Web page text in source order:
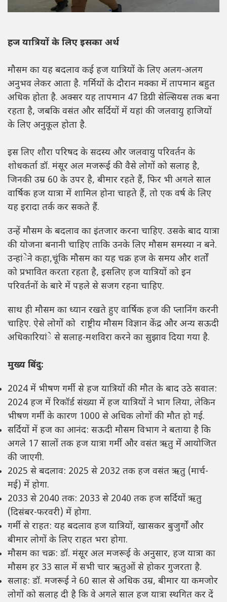
हज यात्रियों के लिए इसका अर्थ
मौसम का यह बदलाव कई हज यात्रियों के लिए अलग-अलग
अनुभव लेकर आता है. गर्मियों के दौरान मक्का में तापमान बहुत
अधिक होता है. अक्सर यह तापमान 47 डिग्री सेल्सियस तक बना
रहता है, जबकि वसंत और सर्दियों में यहां की जलवायु हाजियों
के लिए अनुकूल होता है.
इस लिए शौरा परिषद के सदस्य और जलवायु परिवर्तन के
शोधकर्ता डॉ. मंसूर अल मजरूई की वैसे लोगों को सलाह है,
जिनकी उम्र 60 के उपर है, बीमार रहते हैं, फिर भी अगले साल
वार्षिक हज यात्रा में शामिल होना चाहते हैं, तो एक वर्ष के लिए
यह इरादा तर्क कर सकते हैं.
उन्हें मौसम के बदलाव का इंतजार करना चाहिए. उसके बाद यात्रा
की योजना बनानी चाहिए ताकि उनके लिए मौसम समस्या न बने.
उन्हांेने कहा,चूंकि मौसम का यह चक्र हज के समय और शर्तों
को प्रभावित करता रहता है, इसलिए हज यात्रियों को इन
परिवर्तनों के बारे में पहले से सजग रहना चाहिए.
साथ ही मौसम का ध्यान रखते हुए वार्षिक हज की प्लानिंग करनी
चाहिए. ऐसे लोगों को राष्ट्रीय मौसम विज्ञान केंद्र और अन्य सऊदी
अधिकारियांे से सलाह-मशविरा करने का सुझाव दिया गया है.
मुख्य बिंदु:
2024 में भीषण गर्मी से हज यात्रियों की मौत के बाद उठे सवाल:
2024 हज में रिकॉर्ड संख्या में हज यात्रियों ने भाग लिया, लेकिन
भीषण गर्मी के कारण 1000 से अधिक लोगों की मौत हो गई.
सर्दियों में हज का आनंद: सऊदी मौसम विभाग ने बताया है कि
अगले 17 सालों तक हज यात्रा गर्मी और वसंत ऋतु में आयोजित
की जाएगी.
2025 से बदलाव: 2025 से 2032 तक हज वसंत ऋतु (मार्च-
मई) में होगा.
2033 से 2040 तक: 2033 से 2040 तक हज सर्दियों ऋतु
(दिसंबर-फरवरी) में होगा.
गर्मी से राहत: यह बदलाव हज यात्रियों, खासकर बुजुर्गों और
बीमार लोगों के लिए राहत भरा होगा.
मौसम का चक्र: डॉ. मंसूर अल मजरूई के अनुसार, हज यात्रा का
मौसम हर 33 साल में सभी चार ऋतुओं से होकर गुजरता है.
सलाह: डॉ. मजरूई ने 60 साल से अधिक उम्र, बीमार या कमजोर
लोगों को सलाह दी है कि वे अगले साल हज यात्रा स्थगित कर दें